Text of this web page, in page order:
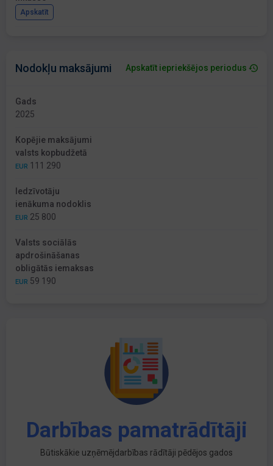
Apskatīt
Nodokļu maksājumi Apskatīt iepriekšējos periodus
Gads
2025
Kopējie maksājumi
valsts kopbudžetā
EUR 111 290
Iedzīvotāju
ienākuma nodoklis
EUR 25 800
Valsts sociālās
apdrošināšanas
obligātās iemaksas
EUR 59 190
Darbības pamatrādītāji
Būtiskākie uzņēmējdarbības rādītāji pēdējos gados